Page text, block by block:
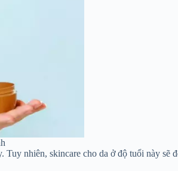
nhiên, skincare cho da ở độ tuổi này sẽ